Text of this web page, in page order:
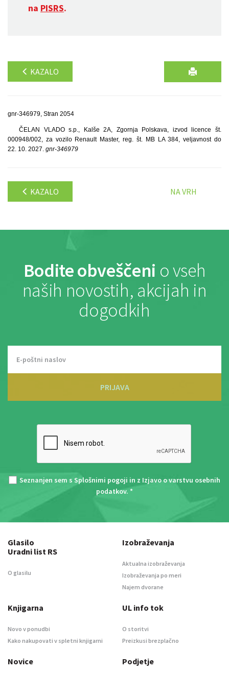
na PISRS.
KAZALO
gnr-346979, Stran 2054
ČELAN VLADO s.p., Kalše 2A, Zgornja Polskava, izvod licence št.
000948/002, za vozilo Renault Master, reg. št. MB LA 384, veljavnost do
22. 10. 2027. gnr-346979
KAZALO NA VRH
Bodite obveščeni o vseh
naših novostih, akcijah in
dogodkih
PRIJAVA
Seznanjen sem s Splošnimi pogoji in z Izjavo o varstvu osebnih
podatkov. *
Glasilo
Uradni list RS
O glasilu
Izobraževanja
Aktualna izobraževanja
Izobraževanja po meri
Najem dvorane
Knjigarna
Novo v ponudbi
Kako nakupovati v spletni knjigarni
UL info tok
O storitvi
Preizkusi brezplačno
Novice Podjetje